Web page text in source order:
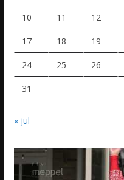
10 11 12
17 18 19
24 25 26
31
« jul